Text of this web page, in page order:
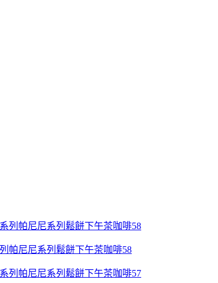
帕尼尼系列鬆餅下午茶咖啡58